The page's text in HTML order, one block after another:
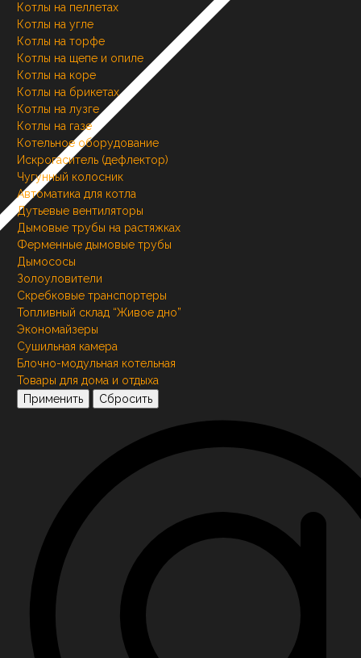
Котлы на пеллетах
Котлы на угле
Котлы на торфе
Котлы на щепе и опиле
Котлы на коре
Котлы на брикетах
Котлы на лузге
Котлы на газе
Котельное оборудование
Искрогаситель (дефлектор)
Чугунный колосник
Автоматика для котла
Дутьевые вентиляторы
Дымовые трубы на растяжках
Ферменные дымовые трубы
Дымососы
Золоуловители
Скребковые транспортеры
Топливный склад “Живое дно”
Экономайзеры
Сушильная камера
Блочно-модульная котельная
Товары для дома и отдыха
Применить
Сбросить